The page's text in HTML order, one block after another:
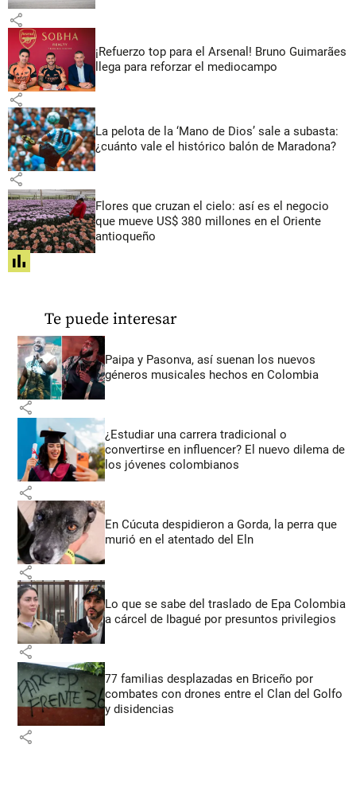
share
¡Refuerzo top para el Arsenal! Bruno Guimarães
llega para reforzar el mediocampo
share
La pelota de la ‘Mano de Dios’ sale a subasta:
¿cuánto vale el histórico balón de Maradona?
share
Flores que cruzan el cielo: así es el negocio
que mueve US$ 380 millones en el Oriente
antioqueño
share
Te puede interesar
Paipa y Pasonva, así suenan los nuevos
géneros musicales hechos en Colombia
share
¿Estudiar una carrera tradicional o
convertirse en influencer? El nuevo dilema de
los jóvenes colombianos
share
En Cúcuta despidieron a Gorda, la perra que
murió en el atentado del Eln
share
Lo que se sabe del traslado de Epa Colombia
a cárcel de Ibagué por presuntos privilegios
share
77 familias desplazadas en Briceño por
combates con drones entre el Clan del Golfo
y disidencias
share